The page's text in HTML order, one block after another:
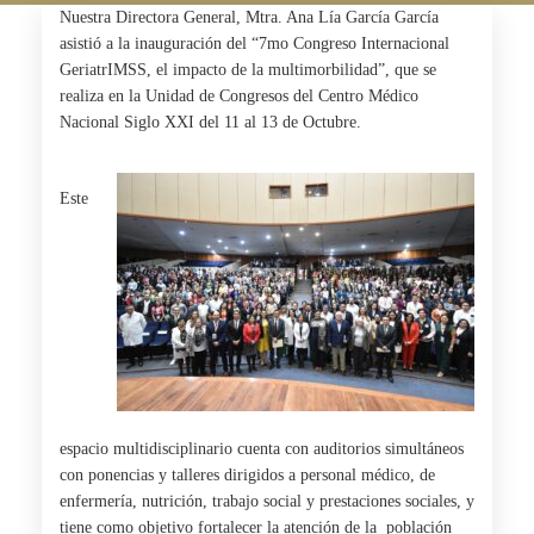
Nuestra Directora General, Mtra. Ana Lía García García
asistió a la inauguración del “7mo Congreso Internacional
GeriatrIMSS, el impacto de la multimorbilidad”, que se
realiza en la Unidad de Congresos del Centro Médico
Nacional Siglo XXI del 11 al 13 de Octubre.
Este
espacio multidisciplinario cuenta con auditorios simultáneos
con ponencias y talleres dirigidos a personal médico, de
enfermería, nutrición, trabajo social y prestaciones sociales, y
tiene como objetivo fortalecer la atención de la población